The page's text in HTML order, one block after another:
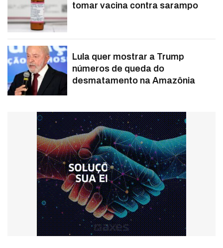
tomar vacina contra sarampo
Lula quer mostrar a Trump
números de queda do
desmatamento na Amazônia